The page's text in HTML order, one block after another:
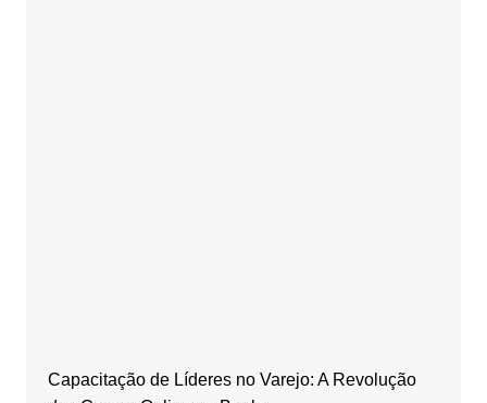
Capacitação de Líderes no Varejo: A Revolução